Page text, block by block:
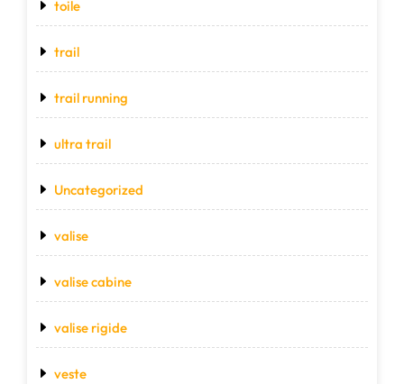
toile
trail
trail running
ultra trail
Uncategorized
valise
valise cabine
valise rigide
veste